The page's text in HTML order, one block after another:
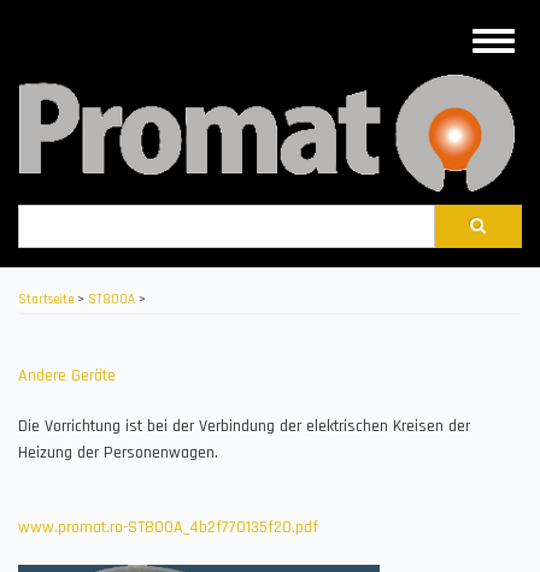
Toggle
Startseite> ST800A >
Andere Geräte
Die Vorrichtung ist bei der Verbindung der elektrischen Kreisen der
Heizung der Personenwagen.
www.promat.ro-ST800A_4b2f770135f20.pdf